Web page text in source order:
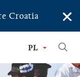
Croatia ×
PL